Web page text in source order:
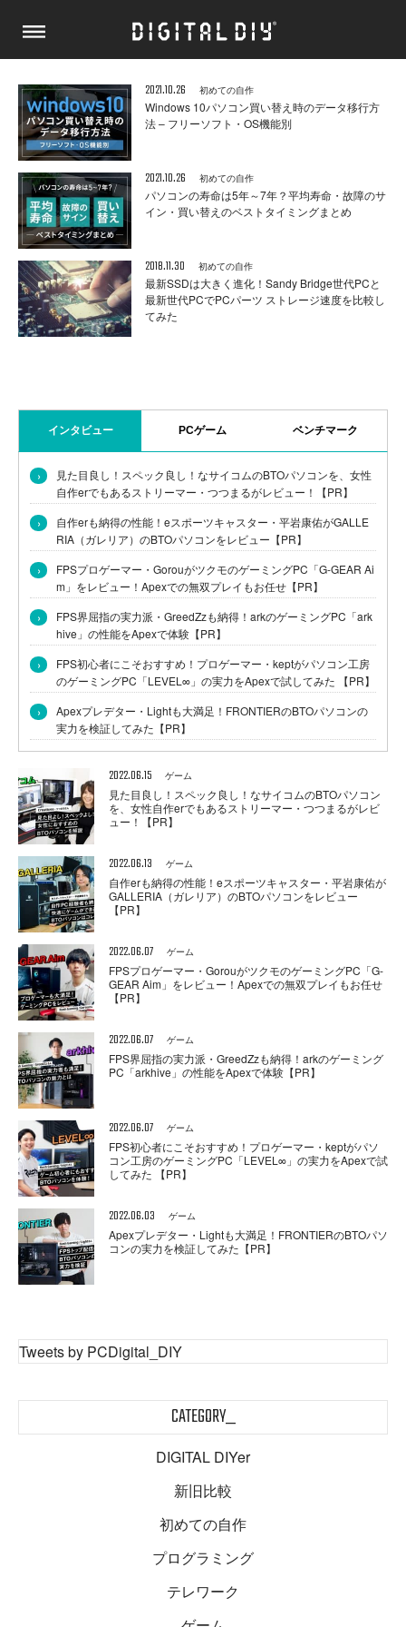
2021.10.26 初めての自作
Windows 10パソコン買い替え時のデータ移行方
法 – フリーソフト・OS機能別
2021.10.26 初めての自作
パソコンの寿命は5年～7年？平均寿命・故障のサ
イン・買い替えのベストタイミングまとめ
2018.11.30 初めての自作
最新SSDは大きく進化！Sandy Bridge世代PCと
最新世代PCでPCパーツ ストレージ速度を比較し
てみた
インタビュー PCゲーム ベンチマーク
›
見た目良し！スペック良し！なサイコムのBTOパソコンを、女性
自作erでもあるストリーマー・つつまるがレビュー！【PR】
›
自作erも納得の性能！eスポーツキャスター・平岩康佑がGALLE
RIA（ガレリア）のBTOパソコンをレビュー【PR】
›
FPSプロゲーマー・GorouがツクモのゲーミングPC「G-GEAR Ai
m」をレビュー！Apexでの無双プレイもお任せ【PR】
›
FPS界屈指の実力派・GreedZzも納得！arkのゲーミングPC「ark
hive」の性能をApexで体験【PR】
›
FPS初心者にこそおすすめ！プロゲーマー・keptがパソコン工房
のゲーミングPC「LEVEL∞」の実力をApexで試してみた 【PR】
›
Apexプレデター・Lightも大満足！FRONTIERのBTOパソコンの
実力を検証してみた【PR】
2022.06.15 ゲーム
見た目良し！スペック良し！なサイコムのBTOパソコン
を、女性自作erでもあるストリーマー・つつまるがレビ
ュー！【PR】
2022.06.13 ゲーム
自作erも納得の性能！eスポーツキャスター・平岩康佑が
GALLERIA（ガレリア）のBTOパソコンをレビュー
【PR】
2022.06.07 ゲーム
FPSプロゲーマー・GorouがツクモのゲーミングPC「G-
GEAR Aim」をレビュー！Apexでの無双プレイもお任せ
【PR】
2022.06.07 ゲーム
FPS界屈指の実力派・GreedZzも納得！arkのゲーミング
PC「arkhive」の性能をApexで体験【PR】
2022.06.07 ゲーム
FPS初心者にこそおすすめ！プロゲーマー・keptがパソ
コン工房のゲーミングPC「LEVEL∞」の実力をApexで試
してみた 【PR】
2022.06.03 ゲーム
Apexプレデター・Lightも大満足！FRONTIERのBTOパソ
コンの実力を検証してみた【PR】
Tweets by PCDigital_DIY
CATEGORY_
DIGITAL DIYer
新旧比較
初めての自作
プログラミング
テレワーク